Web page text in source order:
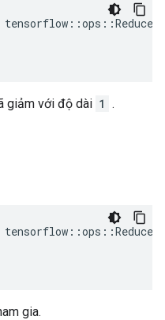
giảm với độ dài 1 .
gia.